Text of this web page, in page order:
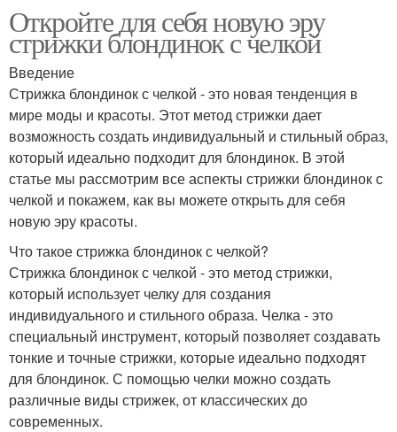
Откройте для себя новую эру
стрижки блондинок с челкой
Введение
Стрижка блондинок с челкой - это новая тенденция в
мире моды и красоты. Этот метод стрижки дает
возможность создать индивидуальный и стильный образ,
который идеально подходит для блондинок. В этой
статье мы рассмотрим все аспекты стрижки блондинок с
челкой и покажем, как вы можете открыть для себя
новую эру красоты.
Что такое стрижка блондинок с челкой?
Стрижка блондинок с челкой - это метод стрижки,
который использует челку для создания
индивидуального и стильного образа. Челка - это
специальный инструмент, который позволяет создавать
тонкие и точные стрижки, которые идеально подходят
для блондинок. С помощью челки можно создать
различные виды стрижек, от классических до
современных.